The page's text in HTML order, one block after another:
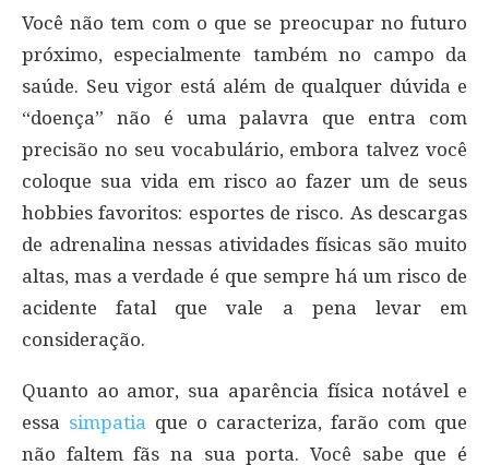
Você não tem com o que se preocupar no futuro
próximo, especialmente também no campo da
saúde. Seu vigor está além de qualquer dúvida e
“doença” não é uma palavra que entra com
precisão no seu vocabulário, embora talvez você
coloque sua vida em risco ao fazer um de seus
hobbies favoritos: esportes de risco. As descargas
de adrenalina nessas atividades físicas são muito
altas, mas a verdade é que sempre há um risco de
acidente fatal que vale a pena levar em
consideração.
Quanto ao amor, sua aparência física notável e
essa simpatia que o caracteriza, farão com que
não faltem fãs na sua porta. Você sabe que é